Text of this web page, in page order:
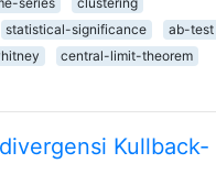
statistical-significance
ab-test
central-limit-theorem
Kullback-